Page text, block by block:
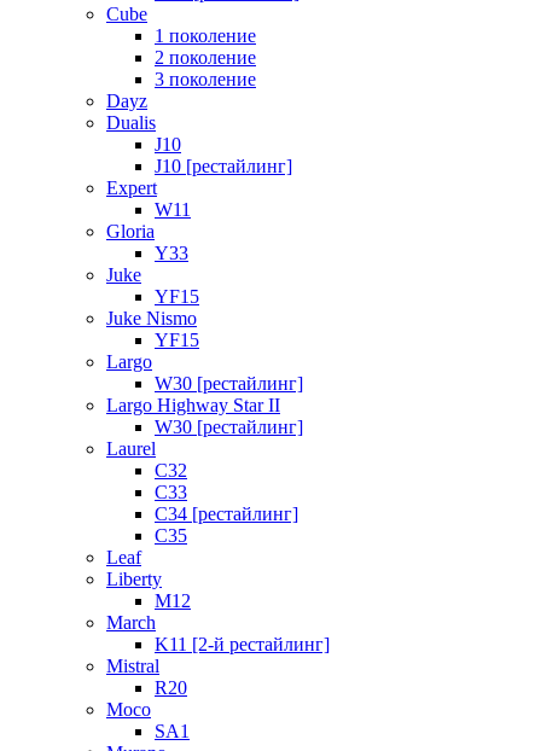
Cube
1 поколение
2 поколение
3 поколение
Dayz
Dualis
J10
J10 [рестайлинг]
Expert
W11
Gloria
Y33
Juke
YF15
Juke Nismo
YF15
Largo
W30 [рестайлинг]
Largo Highway Star II
W30 [рестайлинг]
Laurel
C32
C33
C34 [рестайлинг]
C35
Leaf
Liberty
M12
March
K11 [2-й рестайлинг]
Mistral
R20
Moco
SA1